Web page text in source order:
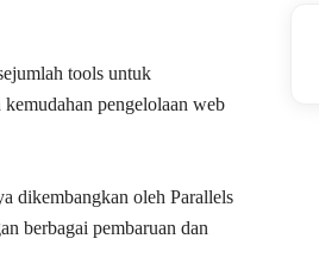
tools untuk
pengelolaan web
dikembangkan oleh Parallels
berbagai pembaruan dan